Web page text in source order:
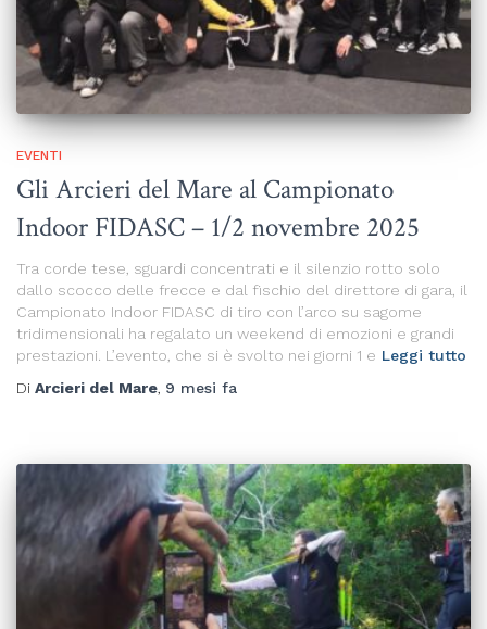
EVENTI
Gli Arcieri del Mare al Campionato
Indoor FIDASC – 1/2 novembre 2025
Tra corde tese, sguardi concentrati e il silenzio rotto solo
dallo scocco delle frecce e dal fischio del direttore di gara, il
Campionato Indoor FIDASC di tiro con l’arco su sagome
tridimensionali ha regalato un weekend di emozioni e grandi
prestazioni. L’evento, che si è svolto nei giorni 1 e Leggi tutto
Di Arcieri del Mare, 9 mesi fa